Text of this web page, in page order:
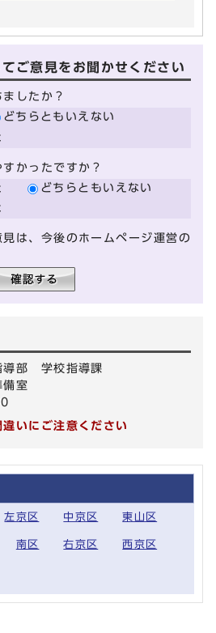
ご意見をお聞かせください
したか？
どちらともいえない
かったですか？
どちらともいえない
は、今後のホームページ運営の
部 学校指導課
備室
いにご注意ください
左京区 中京区 東山区
南区 右京区 西京区